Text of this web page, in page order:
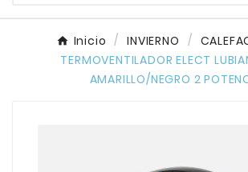
Inicio INVIERNO
TERMOVENTILADOR ELECT
AMARILLO/NEGRO 2